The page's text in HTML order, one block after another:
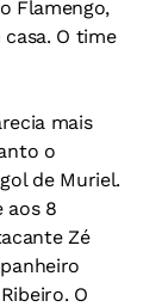
Flamengo,
O time
mais
o
de Muriel.
aos 8
Zé
O